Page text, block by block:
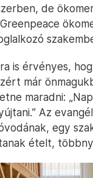
de
is érvényes,
már
maradni:
Az
egy
ételt,